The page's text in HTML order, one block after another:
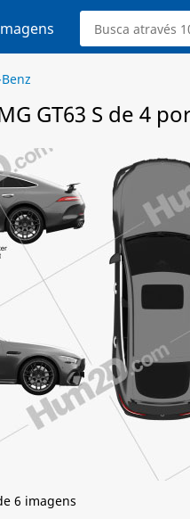
GT63 S de 4
6 imagens